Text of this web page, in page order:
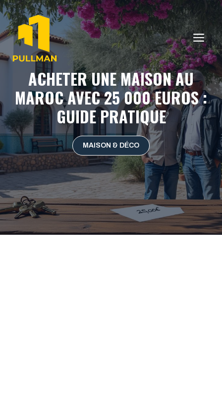
Aller
au
contenu
ACHETER UNE MAISON AU
MAROC AVEC 25 000 EUROS :
GUIDE PRATIQUE
MAISON & DÉCO